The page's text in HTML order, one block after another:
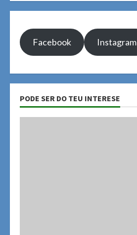
Facebook Instagram
PODE SER DO TEU INTERESE